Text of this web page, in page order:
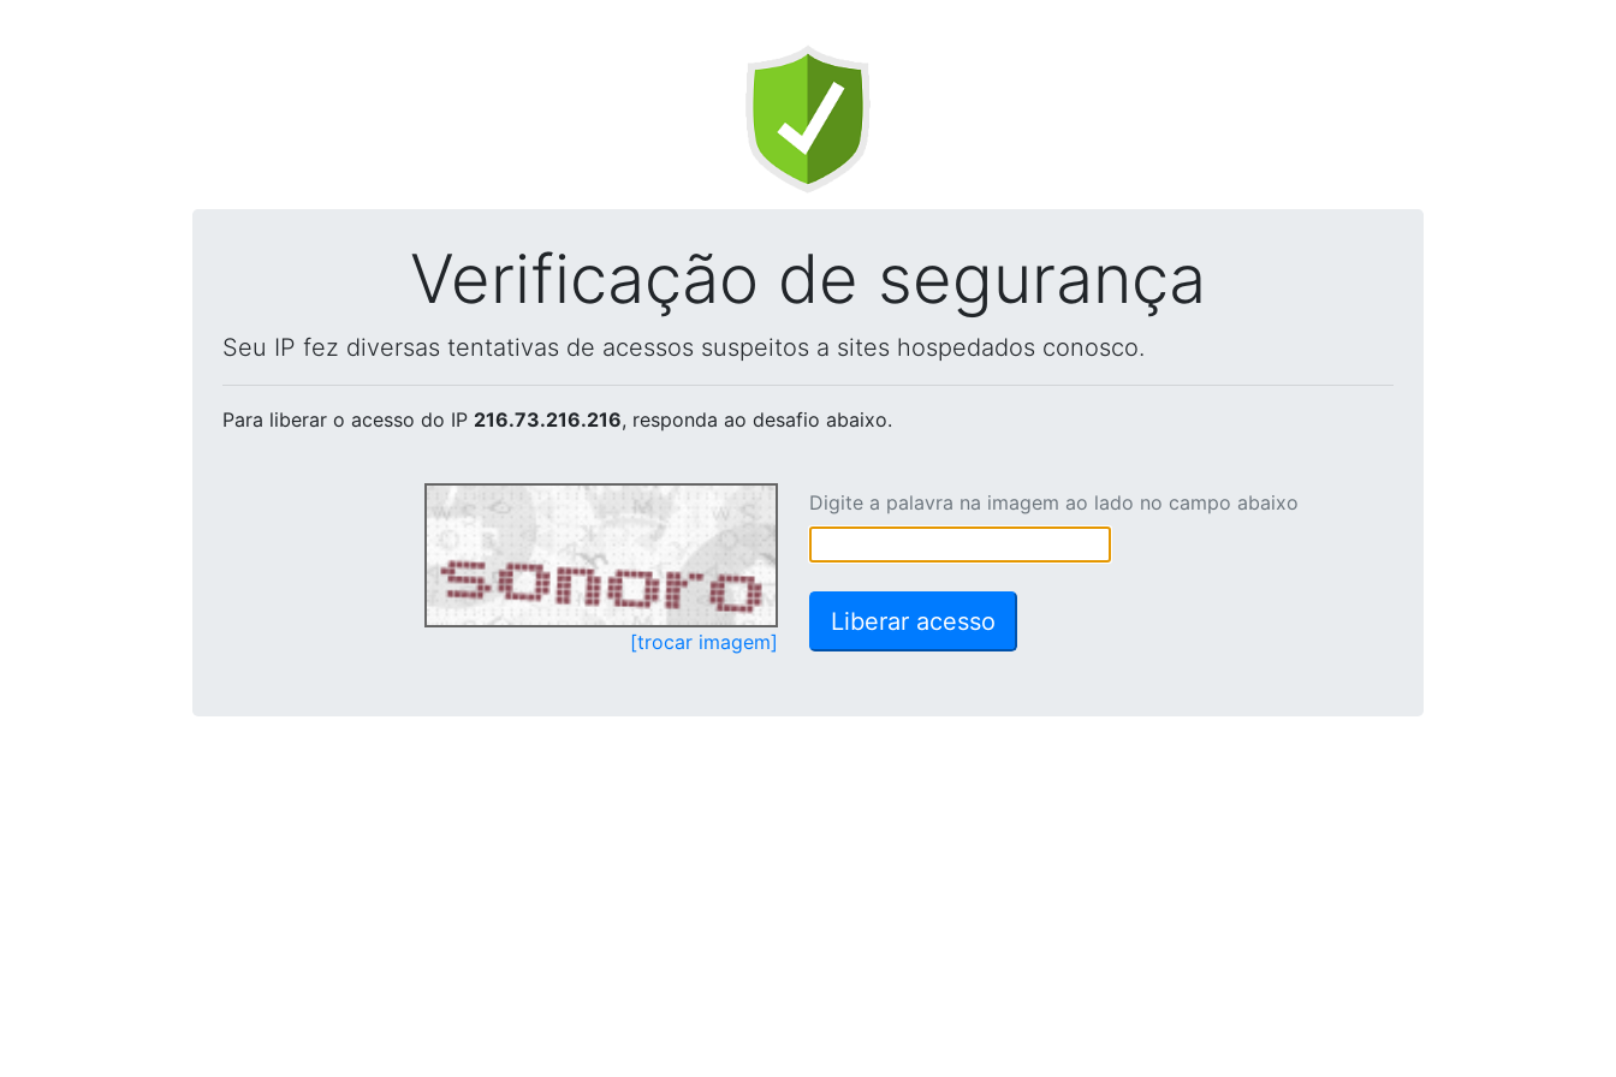
Verificação de segurança
Seu IP fez diversas tentativas de acessos suspeitos a sites hospedados conosco.
Para liberar o acesso do IP 216.73.216.216, responda ao desafio abaixo.
[trocar imagem]
Digite a palavra na imagem ao lado no campo abaixo